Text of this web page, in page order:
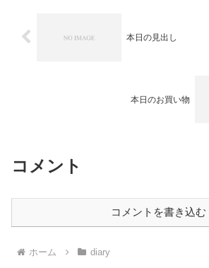
本日の見出し
本日のお買い物
コメント
コメントを書き込む
ホーム diary